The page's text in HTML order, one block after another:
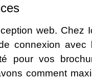
web. Chez
connexion avec
pour vos
comment